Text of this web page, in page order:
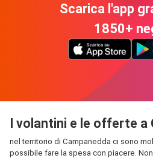
Scarica l'app
1850+
I volantini e le offerte a
nel territorio di Campanedda ci sono
possibile fare la spesa con piacere.